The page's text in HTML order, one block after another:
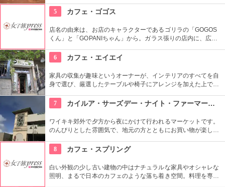
くさんのエネルギーを浴びて帰ってくださいね。
5 カフェ・ゴゴス
店名の由来は、お店のキャラクターであるゴリラの「GOGOS
くん」と「GOPANIちゃん」から。ガラス張りの店内に、広々
や生のフルーツを使ったミックスジュースなど、ヘルシーで満
足なメニューが豊富なので、友達や家族、恋人と楽しい時間を
過ごせます。
6 カフェ・エイエイ
家具の収集が趣味というオーナーが、インテリアのすべてを自
身で選び、厳選したテーブルや椅子にアレンジを加えた上で店
併設しています。そんな広くオシャレな店内ではコーヒーやス
イーツ、サンドイッチなども頂けます。
7 カイルア・サーズデー・ナイト・ファーマーズ・マーケット
ワイキキ郊外で夕方から夜にかけて行われるマーケットです。
のんびりとした雰囲気で、地元の方とともにお買い物が楽しめ
ワイ産のおいしいグルメが勢ぞろい。ちょうど、早めのディナ
ーに利用できそうですね。
8 カフェ・スプリング
白い外観の少し古い建物の中はナチュラルな家具やオシャレな
照明、まるで日本のカフェのような落ち着き空間。料理を専門